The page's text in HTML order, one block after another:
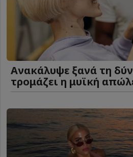
Ανακάλυψε ξανά τη
τρομάζει η μυϊκή